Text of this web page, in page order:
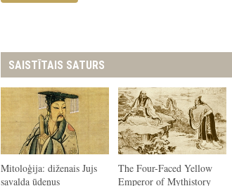
SAISTĪTAIS SATURS
Mitoloģija: diženais Jujs
savalda ūdeņus
The Four-Faced Yellow
Emperor of Mythistory